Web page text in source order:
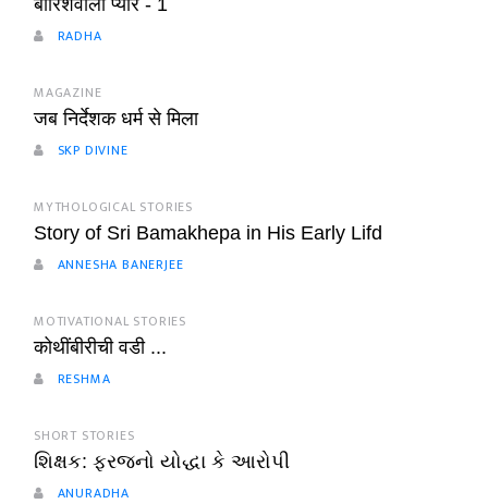
बारिशवाला प्यार - 1
RADHA
MAGAZINE
जब निर्देशक धर्म से मिला
SKP DIVINE
MYTHOLOGICAL STORIES
Story of Sri Bamakhepa in His Early Lifd
ANNESHA BANERJEE
MOTIVATIONAL STORIES
कोथींबीरीची वडी ...
RESHMA
SHORT STORIES
શિક્ષક: ફરજનો યોદ્ધા કે આરોપી
ANURADHA